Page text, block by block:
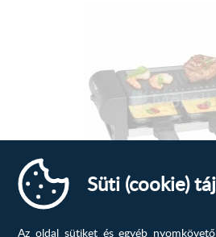
Süti (cookie)
Az oldal sütiket és egyéb